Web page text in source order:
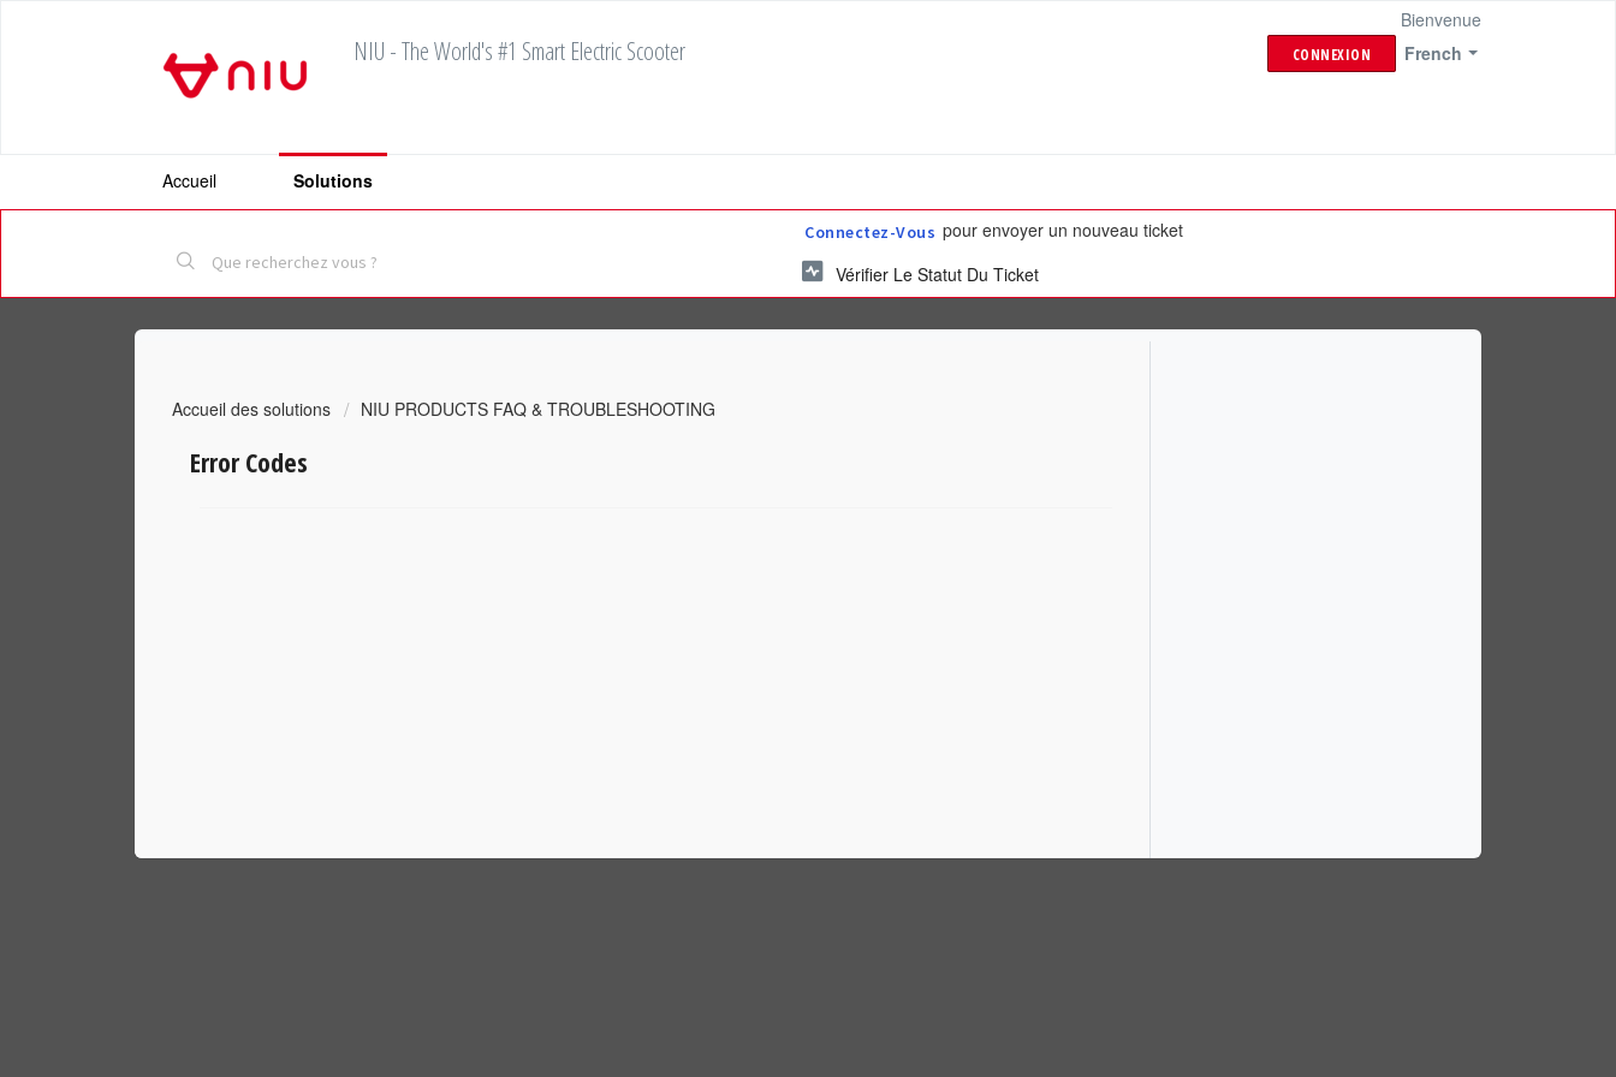
NIU - The World's #1 Smart Electric Scooter French
Bienvenue
CONNEXION
Accueil Solutions
Connectez-Vous pour envoyer un nouveau ticket
Vérifier Le Statut Du Ticket
Accueil des solutions NIU PRODUCTS FAQ & TROUBLESHOOTING
Error Codes